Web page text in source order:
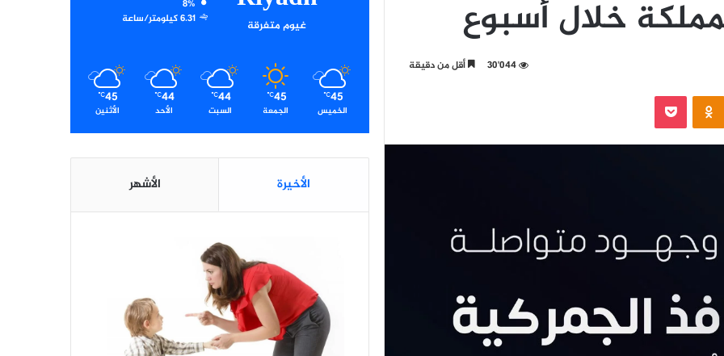
خلال أسبوع
30٬044 أقل من دقيقة
غيوم متفرقة
8%
6.31 كيلومتر/ساعة
45
℃
الخميس
45
℃
الجمعة
44
℃
السبت
44
℃
الأحد
45
℃
الأثنين
الأخيرة الأشهر